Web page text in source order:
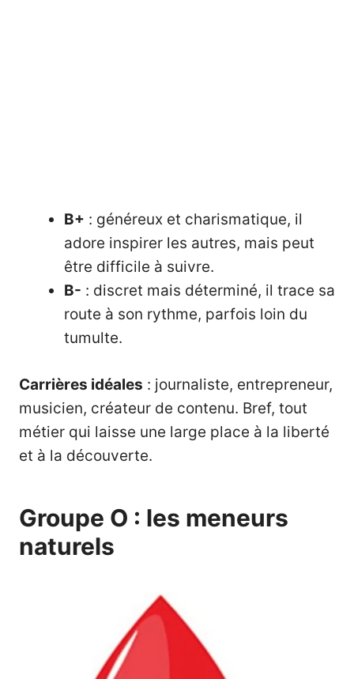
B+ : généreux et charismatique, il
adore inspirer les autres, mais peut
être difficile à suivre.
B- : discret mais déterminé, il trace sa
route à son rythme, parfois loin du
tumulte.
Carrières idéales : journaliste, entrepreneur,
musicien, créateur de contenu. Bref, tout
métier qui laisse une large place à la liberté
et à la découverte.
Groupe O : les meneurs
naturels